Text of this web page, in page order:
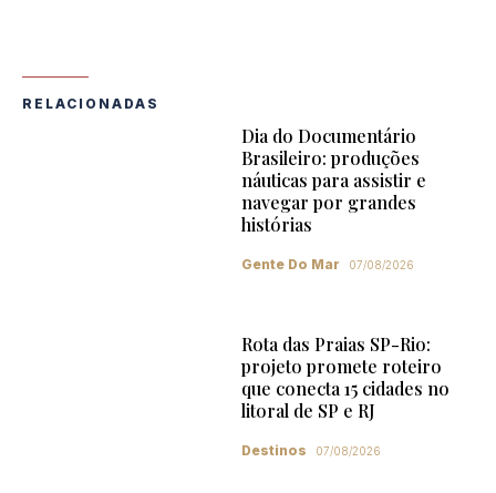
RELACIONADAS
Dia do Documentário
Brasileiro: produções
náuticas para assistir e
navegar por grandes
histórias
Gente Do Mar 07/08/2026
Rota das Praias SP-Rio:
projeto promete roteiro
que conecta 15 cidades no
litoral de SP e RJ
Destinos 07/08/2026